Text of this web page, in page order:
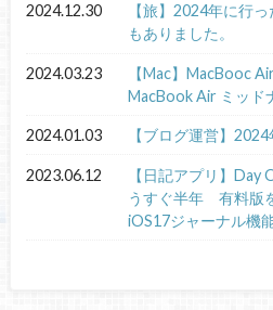
2024.12.30
【旅】2024年に行
もありました。
2024.03.23
【Mac】MacBooc
MacBook Air ミッド
2024.01.03 【ブログ運営】
2023.06.12
【日記アプリ】Day
うすぐ半年 有料版
iOS17ジャーナル機